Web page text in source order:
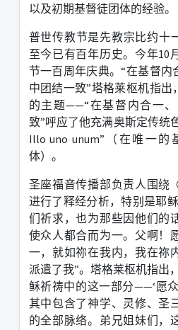
以及初期基督徒团体的经验。
普世传教节是先教宗比约十
至今已有百年历史。今年10月
节一百周年庆典。“在基督内
中团结一致”塔格莱枢机指出
的主题——“在基督内合一
致”呼应了他充满奥斯定传统
Illo uno unum” （在唯一
体）。
圣座福音传播部负责人围绕
进行了释经分析，特别是耶稣
们祈求，也为那些因他们的
使众人都合而为一。父啊！
一，就如祢在我内，我在祢
派遣了我”。塔格莱枢机指出
稣祈祷中的这一部分——‘愿
其中包含了神学、灵修、圣
的全部脉络。弟兄姐妹们，